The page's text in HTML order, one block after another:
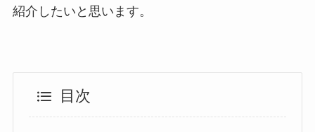
紹介したいと思います。
目次